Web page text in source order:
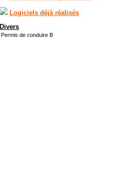
Logiciels déjà réalisés
Divers
Permis de conduire B